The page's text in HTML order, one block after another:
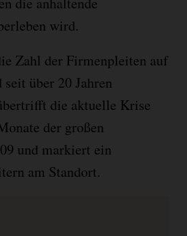
wird.
Zahl der Firmenpleiten auf
seit über 20 Jahren
die aktuelle Krise
der großen
und markiert ein
am Standort.